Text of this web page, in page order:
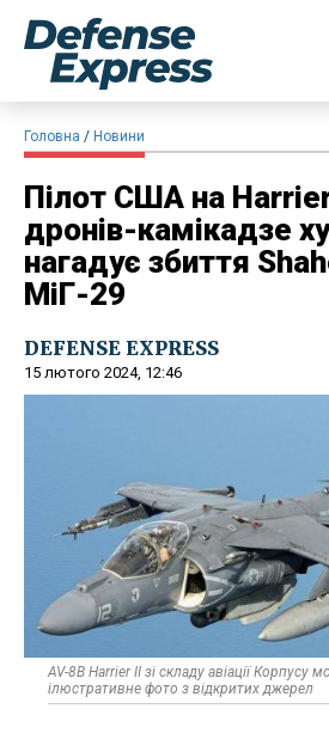
Головна Новини
Пілот США на
дронів-камікадзе
нагадує збиття
МіГ-29
DEFENSE EXPRESS
15 лютого 2024, 12:46
AV-8B Harrier II зі складу авіації Корпусу
ілюстративне фото з відкритих джерел